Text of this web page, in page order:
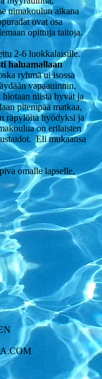
uimakoulun aikana
ovat osa
opittuja taitoja.
2-6 luokkalaisille.
haluamallaan
ryhmä ui isossa
vapaauinnin,
niistä hyvät ja
pitempää matkaa,
räpylöitä hyödyksi ja
on erilaisten
Eli mukaansa
omalle lapselle,